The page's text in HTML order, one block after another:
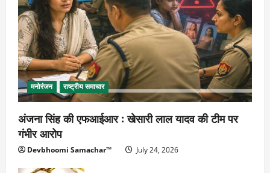
मनोरंजन राष्ट्रीय समाचार
अंजना सिंह की एफआईआर : खेसारी लाल यादव की टीम पर
गंभीर आरोप
Devbhoomi Samachar™ July 24, 2026